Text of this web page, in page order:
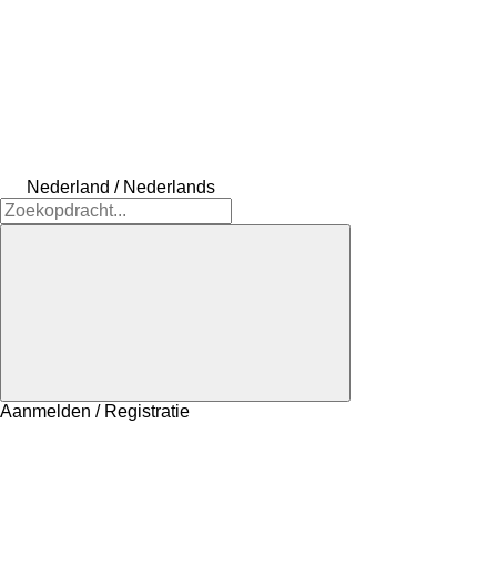
Nederland / Nederlands
Aanmelden / Registratie